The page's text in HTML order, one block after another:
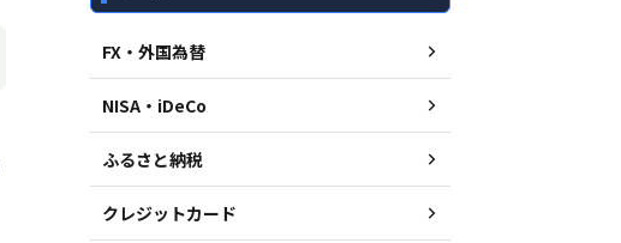
FX・外国為替
NISA・iDeCo
ふるさと納税
クレジットカード